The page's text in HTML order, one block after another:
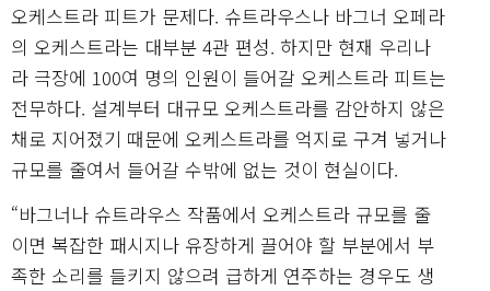
오케스트라 피트가 문제다. 슈트라우스나 바그너 오페라
의 오케스트라는 대부분 4관 편성. 하지만 현재 우리나
라 극장에 100여 명의 인원이 들어갈 오케스트라 피트는
전무하다. 설계부터 대규모 오케스트라를 감안하지 않은
채로 지어졌기 때문에 오케스트라를 억지로 구겨 넣거나
규모를 줄여서 들어갈 수밖에 없는 것이 현실이다.
“바그너나 슈트라우스 작품에서 오케스트라 규모를 줄
이면 복잡한 패시지나 유장하게 끌어야 할 부분에서 부
족한 소리를 들키지 않으려 급하게 연주하는 경우도 생